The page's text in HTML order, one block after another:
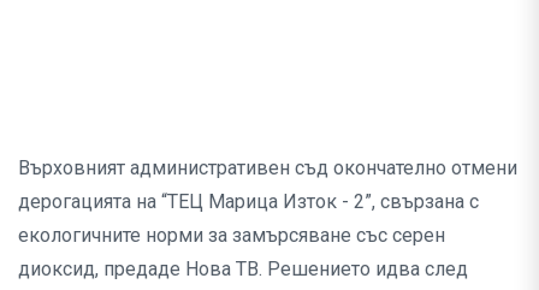
Върховният административен съд окончателно отмени
дерогацията на “ТЕЦ Марица Изток - 2”, свързана с
екологичните норми за замърсяване със серен
диоксид, предаде Нова ТВ. Решението идва след